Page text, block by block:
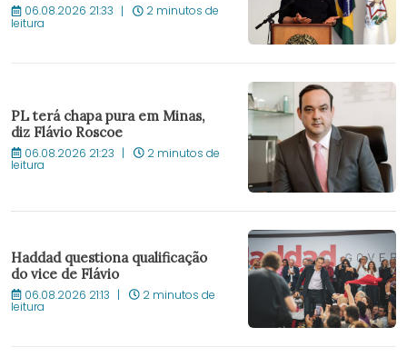
06.08.2026 21:33 2 minutos de
leitura
PL terá chapa pura em Minas,
diz Flávio Roscoe
06.08.2026 21:23 2 minutos de
leitura
Haddad questiona qualificação
do vice de Flávio
06.08.2026 21:13 2 minutos de
leitura